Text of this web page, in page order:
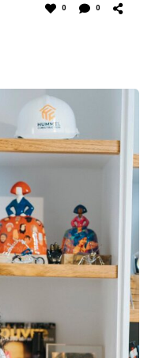
0 0